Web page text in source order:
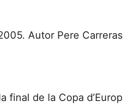
Autor Pere
final de la Copa